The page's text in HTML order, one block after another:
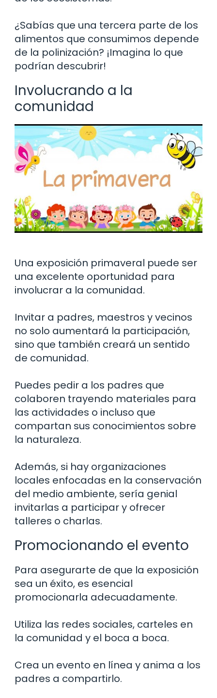
¿Sabías que una tercera parte de los
alimentos que consumimos depende
de la polinización? ¡Imagina lo que
podrían descubrir!
Involucrando a la
comunidad
Una exposición primaveral puede ser
una excelente oportunidad para
involucrar a la comunidad.
Invitar a padres, maestros y vecinos
no solo aumentará la participación,
sino que también creará un sentido
de comunidad.
Puedes pedir a los padres que
colaboren trayendo materiales para
las actividades o incluso que
compartan sus conocimientos sobre
la naturaleza.
Además, si hay organizaciones
locales enfocadas en la conservación
del medio ambiente, sería genial
invitarlas a participar y ofrecer
talleres o charlas.
Promocionando el evento
Para asegurarte de que la exposición
sea un éxito, es esencial
promocionarla adecuadamente.
Utiliza las redes sociales, carteles en
la comunidad y el boca a boca.
Crea un evento en línea y anima a los
padres a compartirlo.